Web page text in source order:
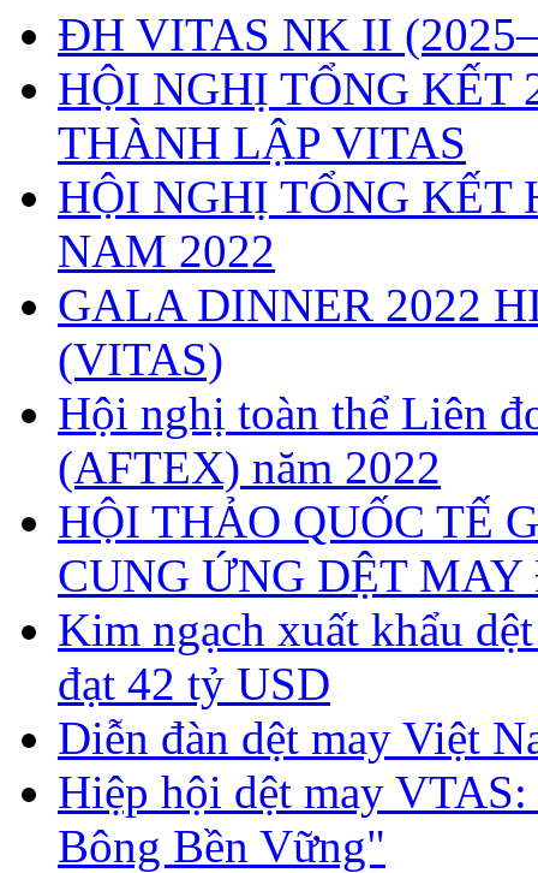
ĐH VITAS NK II
HỘI NGHỊ TỔNG
THÀNH LẬP VITAS
HỘI NGHỊ TỔNG KẾT
NAM 2022
GALA DINNER 2022
(VITAS)
Hội nghị toàn thể Liên
(AFTEX) năm 2022
HỘI THẢO QUỐC TẾ
CUNG ỨNG DỆT
Kim ngạch xuất khẩu
đạt 42 tỷ USD
Diễn đàn dệt may Việt
Hiệp hội dệt may
Bông Bền Vững"